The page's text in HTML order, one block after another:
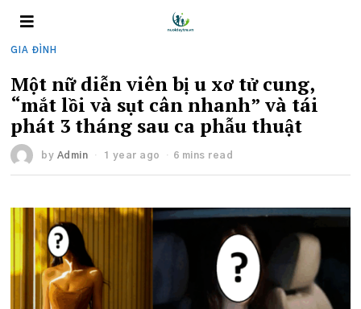
GIA ĐÌNH
Một nữ diễn viên bị u xơ tử cung,
“mắt lồi và sụt cân nhanh” và tái
phát 3 tháng sau ca phẫu thuật
by Admin 1 year ago 6 mins read